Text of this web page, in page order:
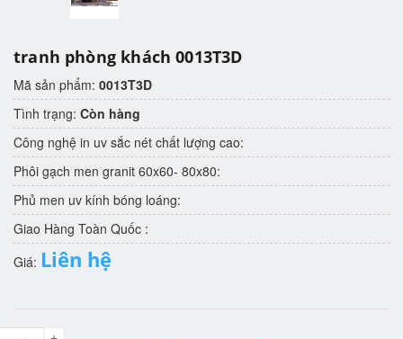
tranh phòng khách 0013T3D
Mã sản phẩm: 0013T3D
Tình trạng: Còn hàng
Công nghệ in uv sắc nét chất lượng cao:
Phôi gạch men granit 60x60- 80x80:
Phủ men uv kính bóng loáng:
Giao Hàng Toàn Quốc :
Giá: Liên hệ